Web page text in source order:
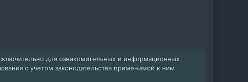
для ознакомительных и информационных
с учетом законодательства применимой к ним